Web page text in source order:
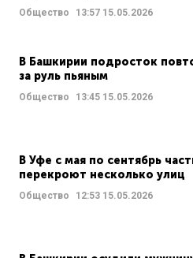
Общество 13:57 15.05.2026
В Башкирии подросток
за руль пьяным
Общество 13:45 15.05.2026
В Уфе с мая по сентябрь
перекроют несколько улиц
Общество 12:53 15.05.2026